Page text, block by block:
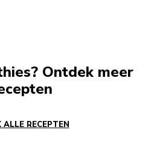
Ontdek meer
ALLE RECEPTEN